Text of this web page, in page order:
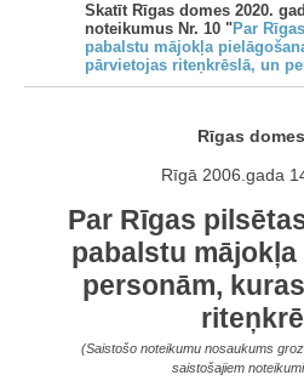
Skatīt Rīgas domes 2020.
noteikumus Nr. 10 "Par
pabalstu mājokļa
pārvietojas riteņkrēslā, un
Rīgas
Rīgā 2006.gada
Par Rīgas
pabalstu
personām,
(Saistošo noteikumu nosaukums
saistošajiem